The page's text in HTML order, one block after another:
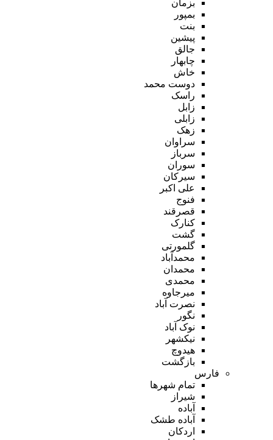
بزمان
بمپور
بنت
پیشین
جالق
چابهار
خاش
دوست محمد
راسک
زابل
زابلی
زهک
سراوان
سرباز
سوران
سیرکان
علی اکبر
فنوج
قصرقند
کنارک
گشت
گلمورتی
محمدآباد
محمدان
محمدی
میرجاوه
نصرت آباد
نگور
نوک آباد
نیکشهر
هیدوچ
بازگشت
فارس
تمام شهر‌ها
شیراز
آباده
آباده طشک
اردکان